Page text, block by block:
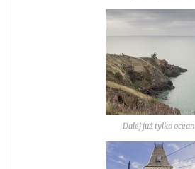
Dalej już tylko ocean